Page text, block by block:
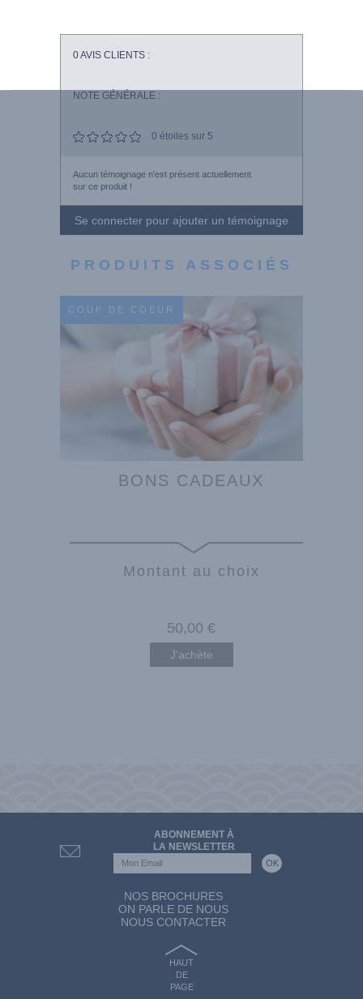
0AVIS CLIENTS :
NOTE GÉNÉRALE :
0 étoiles sur 5
Aucun témoignage n'est présent actuellement
sur ce produit !
Se connecter pour ajouter un témoignage
PRODUITS ASSOCIÉS
COUP DE COEUR
BONS CADEAUX
Montant au choix
50,00 €
J'achète
ABONNEMENT À
LA NEWSLETTER
NOS BROCHURES
ON PARLE DE NOUS
NOUS CONTACTER
HAUT
DE
PAGE